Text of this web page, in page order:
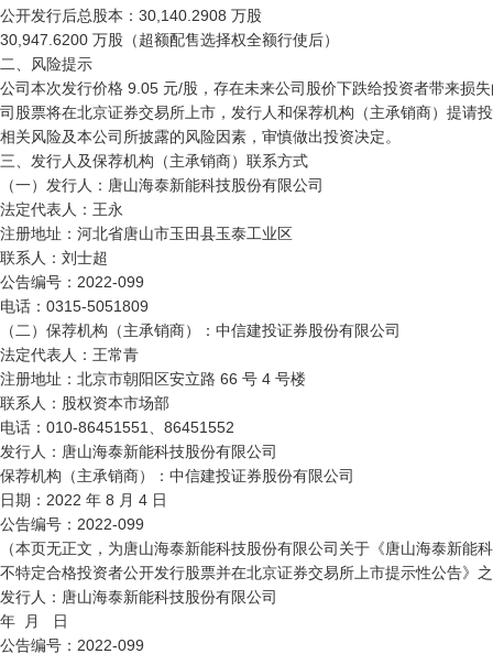
公开发行后总股本：30,140.2908 万股
30,947.6200 万股（超额配售选择权全额行使后）
二、风险提示
公司本次发行价格 9.05 元/股，存在未来公司股价下跌给投资者带来损
司股票将在北京证券交易所上市，发行人和保荐机构（主承销商）提请
相关风险及本公司所披露的风险因素，审慎做出投资决定。
三、发行人及保荐机构（主承销商）联系方式
（一）发行人：唐山海泰新能科技股份有限公司
法定代表人：王永
注册地址：河北省唐山市玉田县玉泰工业区
联系人：刘士超
公告编号：2022-099
电话：0315-5051809
（二）保荐机构（主承销商）：中信建投证券股份有限公司
法定代表人：王常青
注册地址：北京市朝阳区安立路 66 号 4 号楼
联系人：股权资本市场部
电话：010-86451551、86451552
发行人：唐山海泰新能科技股份有限公司
保荐机构（主承销商）：中信建投证券股份有限公司
日期：2022 年 8 月 4 日
公告编号：2022-099
（本页无正文，为唐山海泰新能科技股份有限公司关于《唐山海泰新能
不特定合格投资者公开发行股票并在北京证券交易所上市提示性公告》
发行人：唐山海泰新能科技股份有限公司
年  月   日
公告编号：2022-099